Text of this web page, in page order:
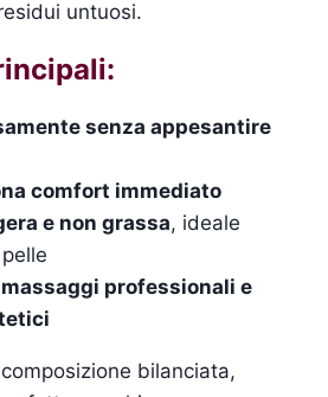
untuosi.
senza appesantire
comfort immediato
e non grassa, ideale
professionali e
bilanciata,